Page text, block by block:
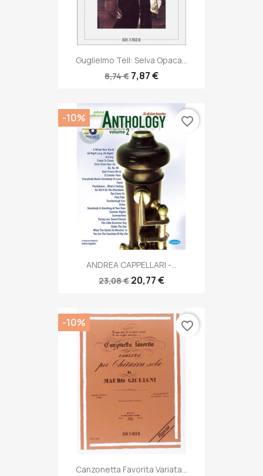
Guglielmo Tell: Selva Opaca...
8,74 € 7,87 €
ANDREA CAPPELLARI -...
23,08 € 20,77 €
-10% favorite_border
Canzonetta Favorita Variata...
-10% favorite_border